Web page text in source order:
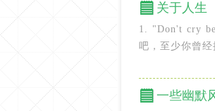
关于人生
1. "Don't cry
吧，至少你曾
一些幽默